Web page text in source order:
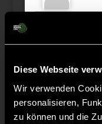
Diese Webseite
Wir verwenden
personalisieren,
zu können und die
Nils
Jonas